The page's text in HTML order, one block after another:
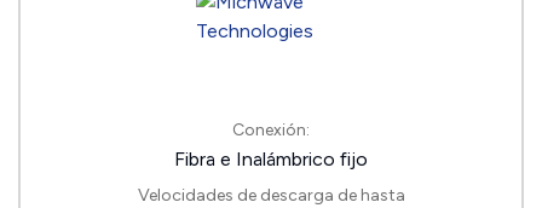
Conexión:
Fibra e Inalámbrico fijo
Velocidades de descarga de hasta